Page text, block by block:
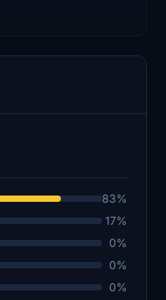
83%
17%
0%
0%
0%